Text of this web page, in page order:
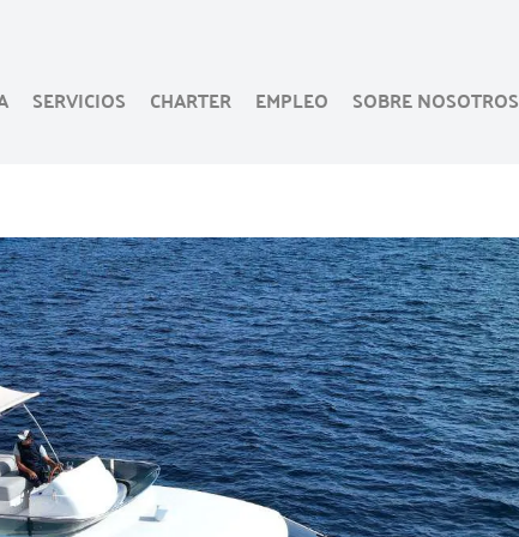
SERVICIOS CHARTER EMPLEO SOBRE NOSOTROS